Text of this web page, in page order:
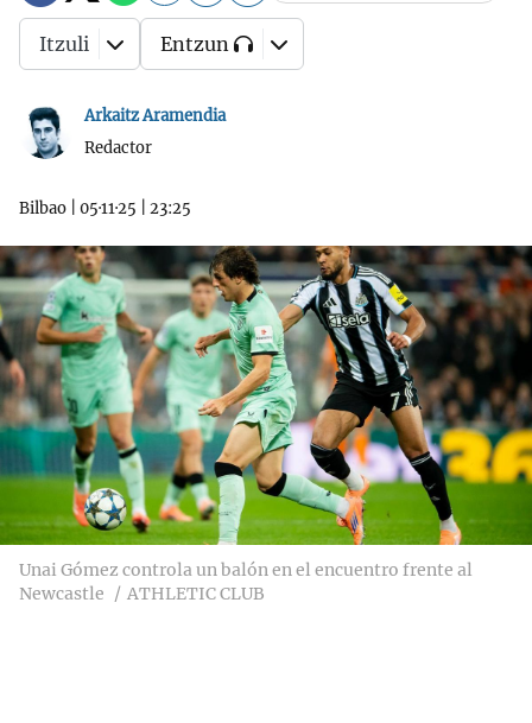
Arkaitz Aramendia
Redactor
Bilbao 05·11·25 23:25
Itzuli Entzun
Unai Gómez controla un balón en el encuentro frente al
Newcastle
ATHLETIC CLUB